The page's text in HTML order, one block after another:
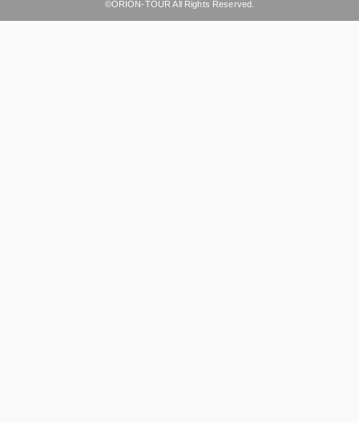
©ORION-TOUR All Rights Reserved.